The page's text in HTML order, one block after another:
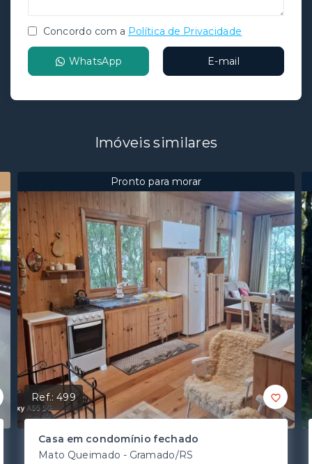
Concordo com a Política de Privacidade
WhatsApp E-mail
Imóveis similares
Pronto para morar
Ref.:499
Casa em condomínio fechado
Mato Queimado - Gramado/RS